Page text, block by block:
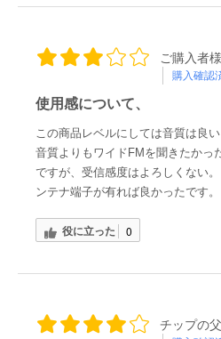
ご購入者様
購入確認
使用感について、
この商品レベルにしては音質は良
音質よりもワイドFMを聞きたかっ
ですが、受信感度はよろしくない
ンテナ端子が有れば良かったです。
役に立った 0
チップの